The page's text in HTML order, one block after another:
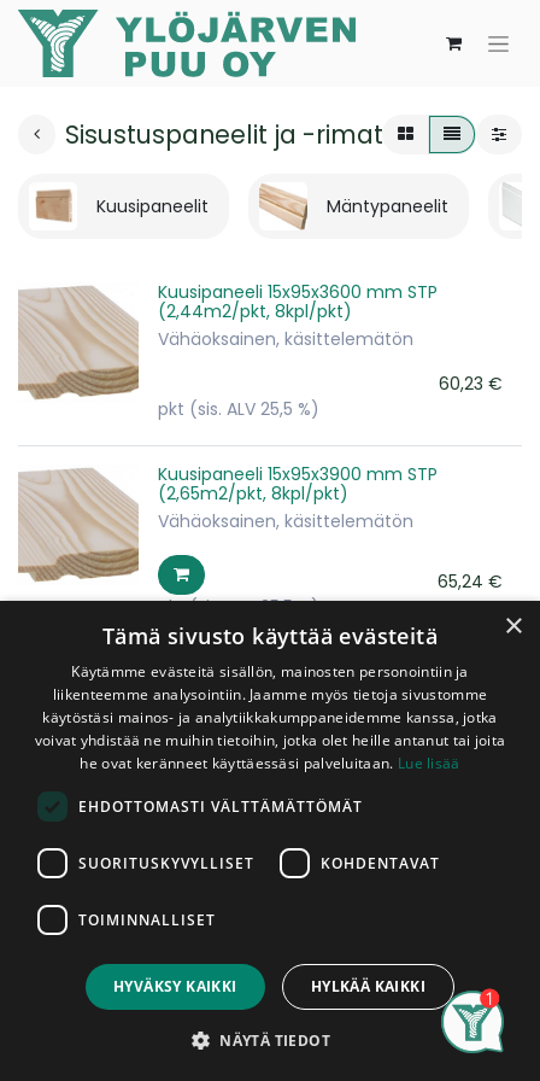
Account
Sisustuspaneelit ja -rimat
Kuusipaneelit Mäntypaneelit
Kuusipaneeli 15x95x3600 mm STP
(2,44m2/pkt, 8kpl/pkt)
Vähäoksainen, käsittelemätön
60,23 €
pkt (sis. ALV 25,5 %)
Kuusipaneeli 15x95x3900 mm STP
(2,65m2/pkt, 8kpl/pkt)
Vähäoksainen, käsittelemätön
65,24 €
pkt(sis. ALV 25,5 %)
Kuusipaneeli 15x95x3300 mm STP
(2,24m2/pkt, 8kpl/pkt)
Vähäoksainen, käsittelemätön
pkt(sis. ALV 25,5 %)
Mäntypaneeli 15x95x2370 mm
63,80€
×
Tämä sivusto käyttää evästeitä
Käytämme evästeitä sisällön, mainosten personointiin ja
liikenteemme analysointiin. Jaamme myös tietoja sivustomme
käytöstäsi mainos- ja analytiikkakumppaneidemme kanssa, jotka
voivat yhdistää ne muihin tietoihin, jotka olet heille antanut tai joita
he ovat keränneet käyttäessäsi palveluitaan. Lue lisää
EHDOTTOMASTI VÄLTTÄMÄTTÖMÄT
SUORITUSKYVYLLISET KOHDENTAVAT
TOIMINNALLISET
HYVÄKSY KAIKKI HYLKÄÄ KAIKKI
NÄYTÄ TIEDOT